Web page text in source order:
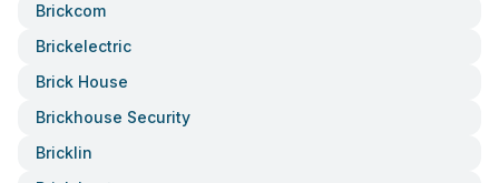
Brickcom
Brickelectric
Brick House
Brickhouse Security
Bricklin